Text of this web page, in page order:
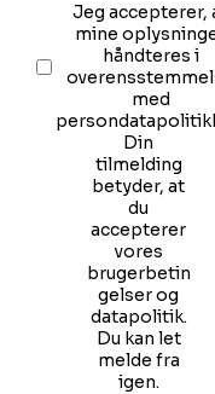
Jeg accepterer,
mine
håndteres i
med
Din
tilmelding
betyder, at
du
accepterer
vores
brugerbetin
gelser og
datapolitik.
Du kan let
melde fra
igen.